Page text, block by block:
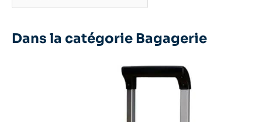
Dans la catégorie Bagagerie